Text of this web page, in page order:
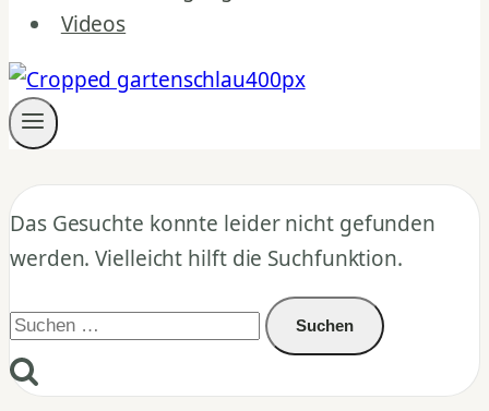
Videos
Das Gesuchte konnte leider nicht gefunden
werden. Vielleicht hilft die Suchfunktion.
Suchen
nach: